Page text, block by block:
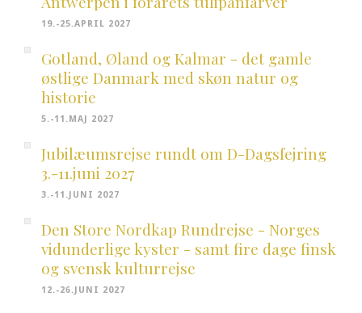
19.-25.APRIL 2027
Gotland, Øland og Kalmar - det gamle
østlige Danmark med skøn natur og
historie
5.-11.MAJ 2027
Jubilæumsrejse rundt om D-Dagsfejring
3.-11.juni 2027
3.-11.JUNI 2027
Den Store Nordkap Rundrejse - Norges
vidunderlige kyster - samt fire dage finsk
og svensk kulturrejse
12.-26.JUNI 2027